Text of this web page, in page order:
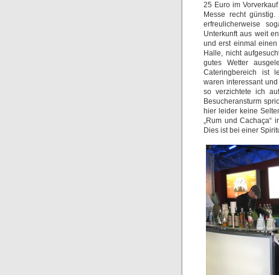
25 Euro im
Messe recht
erfreulicherweise
Unterkunft aus weit
und erst einmal
Halle, nicht
gutes Wetter
Cateringbereich ist
waren interessant
so verzichtete ich
Besucheransturm
hier leider keine
„Rum und Cachaça“
Dies ist bei einer